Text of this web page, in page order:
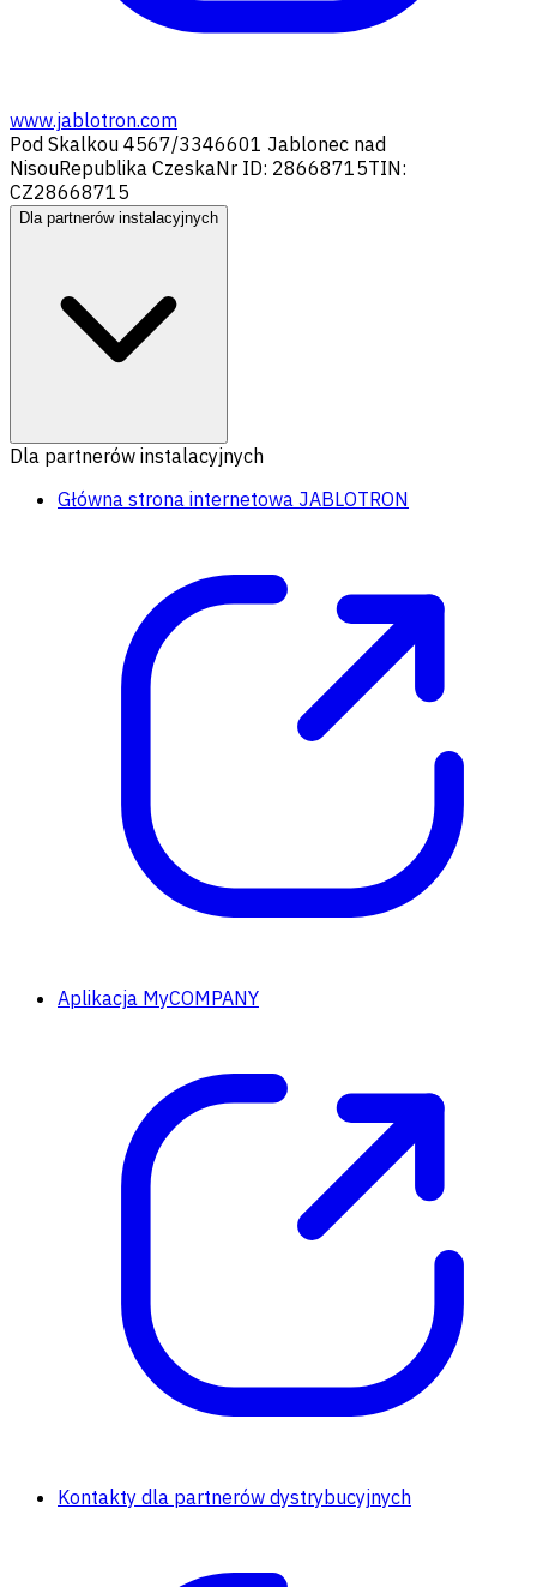
www.jablotron.com
Pod Skalkou 4567/3346601 Jablonec nad
NisouRepublika CzeskaNr ID: 28668715TIN:
CZ28668715
Dla partnerów instalacyjnych
Dla partnerów instalacyjnych
Główna strona internetowa JABLOTRON
Aplikacja MyCOMPANY
Kontakty dla partnerów dystrybucyjnych